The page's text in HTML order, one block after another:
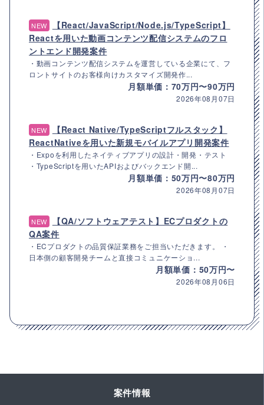
NEW
【React/JavaScript/Node.js/TypeScript】
Reactを用いた動画コンテンツ配信システムのフロ
ントエンド開発案件
・動画コンテンツ配信システムを運営している企業にて、フ
ロントサイトのお客様向けカスタマイズ開発作...
月額単価：70万円〜90万円
2026年08月07日
NEW
【React Native/TypeScriptフルスタック】
ReactNativeを用いた新規モバイルアプリ開発案件
・Expoを利用したネイティブアプリの設計・開発・テスト
・TypeScriptを用いたAPIおよびバックエンド開...
月額単価：50万円〜80万円
2026年08月07日
NEW
【QA/ソフトウェアテスト】ECプロダクトの
QA案件
・ECプロダクトの品質保証業務をご担当いただきます。 ・
日本側の顧客開発チームと直接コミュニケーショ...
月額単価：50万円〜
2026年08月06日
案件情報